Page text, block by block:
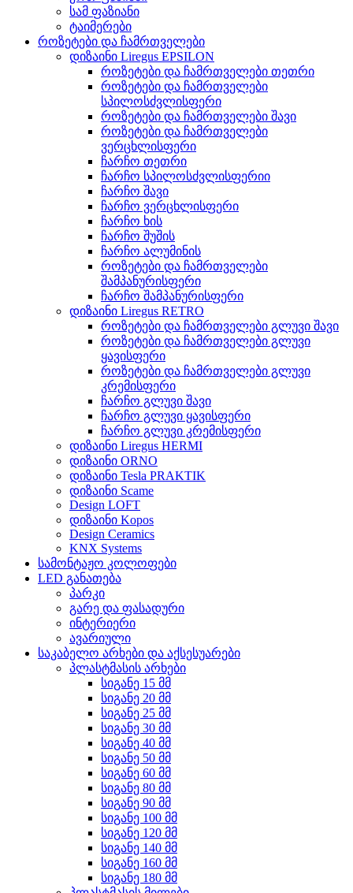
სამ ფაზიანი
ტაიმერები
როზეტები და ჩამრთველები
დიზაინი Liregus EPSILON
როზეტები და ჩამრთველები თეთრი
როზეტები და ჩამრთველები
სპილოსძვლისფერი
როზეტები და ჩამრთველები შავი
როზეტები და ჩამრთველები
ვერცხლისფერი
ჩარჩო თეთრი
ჩარჩო სპილოსძვლისფერიი
ჩარჩო შავი
ჩარჩო ვერცხლისფერი
ჩარჩო ხის
ჩარჩო შუშის
ჩარჩო ალუმინის
როზეტები და ჩამრთველები
შამპანურისფერი
ჩარჩო შამპანურისფერი
დიზაინი Liregus RETRO
როზეტები და ჩამრთველები გლუვი შავი
როზეტები და ჩამრთველები გლუვი
ყავისფერი
როზეტები და ჩამრთველები გლუვი
კრემისფერი
ჩარჩო გლუვი შავი
ჩარჩო გლუვი ყავისფერი
ჩარჩო გლუვი კრემისფერი
დიზაინი Liregus HERMI
დიზაინი ORNO
დიზაინი Tesla PRAKTIK
დიზაინი Scame
Design LOFT
დიზაინი Kopos
Design Ceramics
KNX Systems
სამონტაჟო კოლოფები
LED განათება
პარკი
გარე და ფასადური
ინტერიერი
ავარიული
საკაბელო არხები და აქსესუარები
პლასტმასის არხები
სიგანე 15 მმ
სიგანე 20 მმ
სიგანე 25 მმ
სიგანე 30 მმ
სიგანე 40 მმ
სიგანე 50 მმ
სიგანე 60 მმ
სიგანე 80 მმ
სიგანე 90 მმ
სიგანე 100 მმ
სიგანე 120 მმ
სიგანე 140 მმ
სიგანე 160 მმ
სიგანე 180 მმ